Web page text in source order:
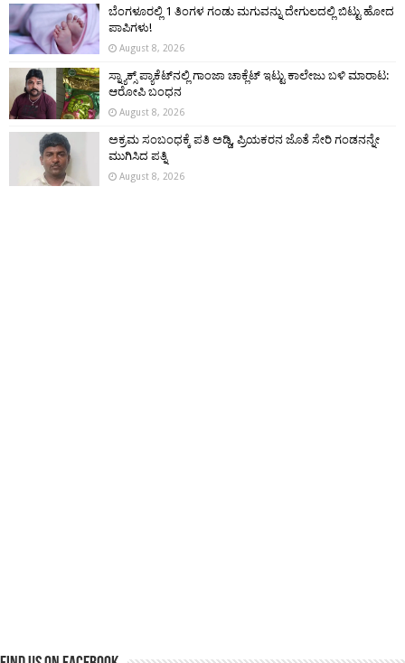
ಬೆಂಗಳೂರಲ್ಲಿ 1 ತಿಂಗಳ ಗಂಡು ಮಗುವನ್ನು ದೇಗುಲದಲ್ಲಿ ಬಿಟ್ಟು ಹೋದ
ಪಾಪಿಗಳು!
August 8, 2026
ಸ್ನ್ಯಾಕ್ಸ್ ಪ್ಯಾಕೆಟ್‌ನಲ್ಲಿ ಗಾಂಜಾ ಚಾಕ್ಲೆಟ್ ಇಟ್ಟು ಕಾಲೇಜು ಬಳಿ ಮಾರಾಟ:
ಆರೋಪಿ ಬಂಧನ
August 8, 2026
ಅಕ್ರಮ ಸಂಬಂಧಕ್ಕೆ ಪತಿ ಅಡ್ಡಿ, ಪ್ರಿಯಕರನ ಜೊತೆ ಸೇರಿ ಗಂಡನನ್ನೇ
ಮುಗಿಸಿದ ಪತ್ನಿ
August 8, 2026